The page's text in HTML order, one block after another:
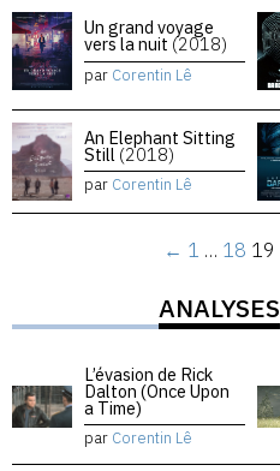
Un grand voyage
vers la nuit (2018)
par Corentin Lê
An Elephant Sitting
Still (2018)
par Corentin Lê
← 1 … 18 19
ANALYSES
L’évasion de Rick
Dalton (Once Upon
a Time)
par Corentin Lê